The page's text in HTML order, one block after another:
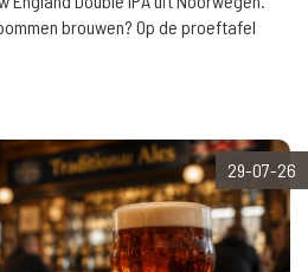
brouwen? Op de proeftafel
29-07-26